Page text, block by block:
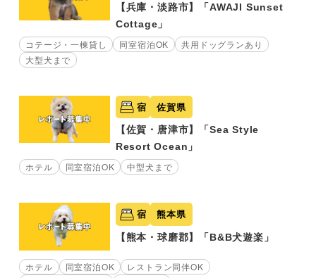
【兵庫・淡路市】「AWAJI Sunset
Cottage」
コテージ・一棟貸し 同室宿泊OK
共用ドッグランあり
大型犬まで
宿 佐賀県
【佐賀・唐津市】「Sea Style
Resort Ocean」
ホテル 同室宿泊OK 中型犬まで
宿 熊本県
【熊本・球磨郡】「B&B犬遊楽」
ホテル 同室宿泊OK
レストラン同伴OK